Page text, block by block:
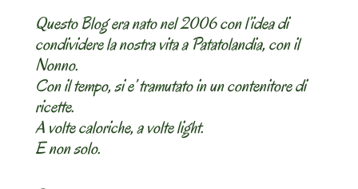
Questo Blog era nato nel 2006 con l’idea di
condividere la nostra vita a Patatolandia, con il
Nonno.
Con il tempo, si e’ tramutato in un contenitore di
ricette.
A volte caloriche, a volte light.
E non solo.